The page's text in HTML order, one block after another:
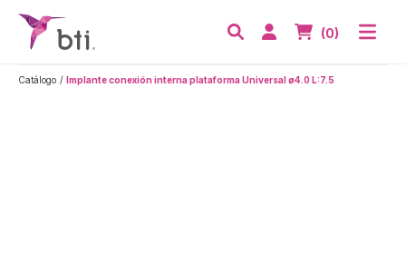
BTI - Human Tecnology
Acceder
Nº de
(0)
Catálogo Implante conexión interna plataforma Universal ø4.0 L:7.5